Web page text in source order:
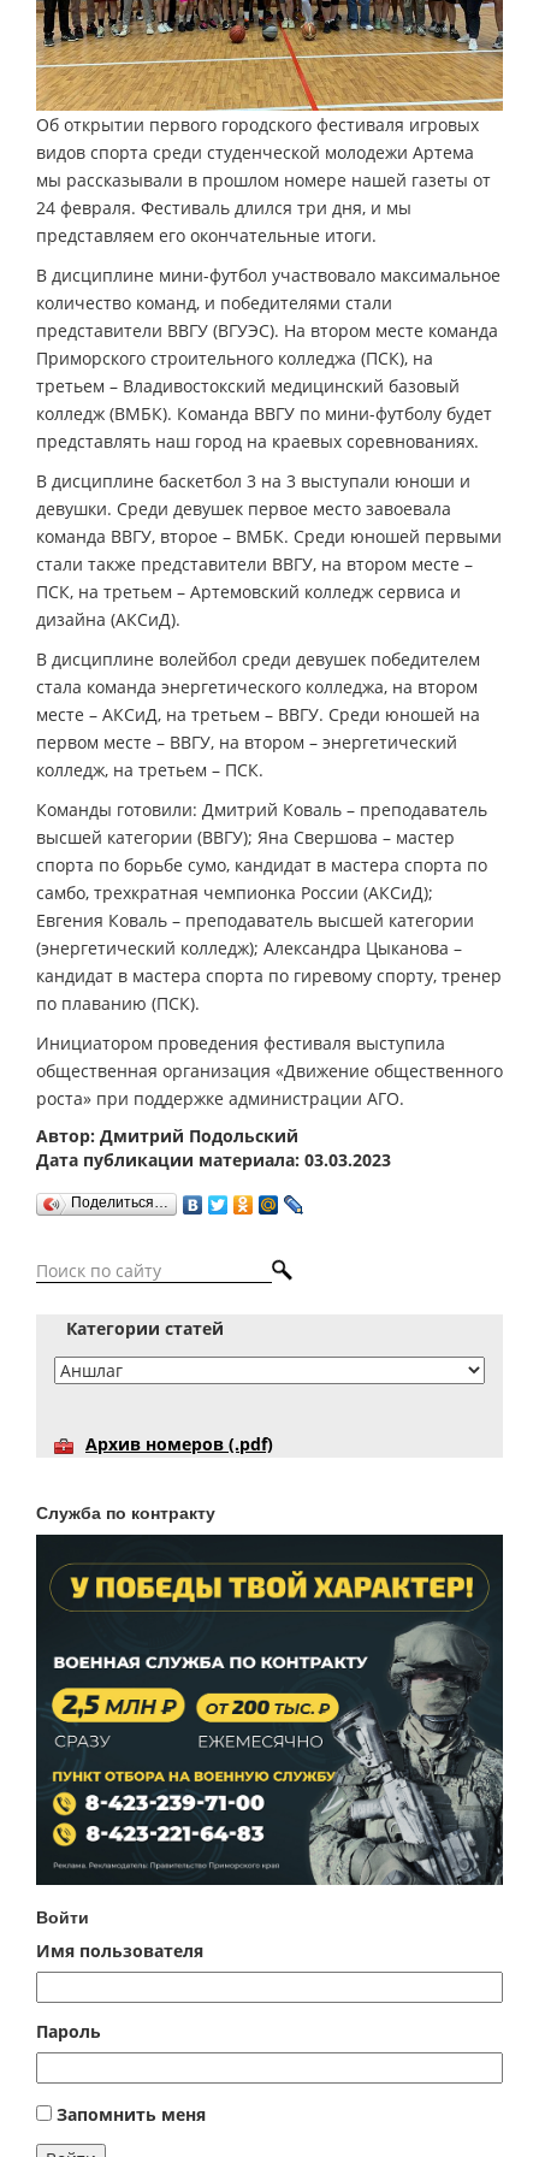
Об открытии первого городского фестиваля игровых
видов спорта среди студенческой молодежи Артема
мы рассказывали в прошлом номере нашей газеты от
24 февраля. Фестиваль длился три дня, и мы
представляем его окончательные итоги.
В дисциплине мини-футбол участвовало максимальное
количество команд, и победителями стали
представители ВВГУ (ВГУЭС). На втором месте команда
Приморского строительного колледжа (ПСК), на
третьем – Владивостокский медицинский базовый
колледж (ВМБК). Команда ВВГУ по мини-футболу будет
представлять наш город на краевых соревнованиях.
В дисциплине баскетбол 3 на 3 выступали юноши и
девушки. Среди девушек первое место завоевала
команда ВВГУ, второе – ВМБК. Среди юношей первыми
стали также представители ВВГУ, на втором месте –
ПСК, на третьем – Артемовский колледж сервиса и
дизайна (АКСиД).
В дисциплине волейбол среди девушек победителем
стала команда энергетического колледжа, на втором
месте – АКСиД, на третьем – ВВГУ. Среди юношей на
первом месте – ВВГУ, на втором – энергетический
колледж, на третьем – ПСК.
Команды готовили: Дмитрий Коваль – преподаватель
высшей категории (ВВГУ); Яна Свершова – мастер
спорта по борьбе сумо, кандидат в мастера спорта по
самбо, трехкратная чемпионка России (АКСиД);
Евгения Коваль – преподаватель высшей категории
(энергетический колледж); Александра Цыканова –
кандидат в мастера спорта по гиревому спорту, тренер
по плаванию (ПСК).
Инициатором проведения фестиваля выступила
общественная организация «Движение общественного
роста» при поддержке администрации АГО.
Автор: Дмитрий Подольский
Дата публикации материала: 03.03.2023
Поделиться…
Категории статей
Архив номеров (.pdf)
Служба по контракту
Войти
Имя пользователя
Пароль
Запомнить меня